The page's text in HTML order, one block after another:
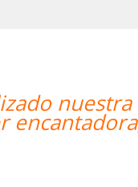
clase y
nos ha